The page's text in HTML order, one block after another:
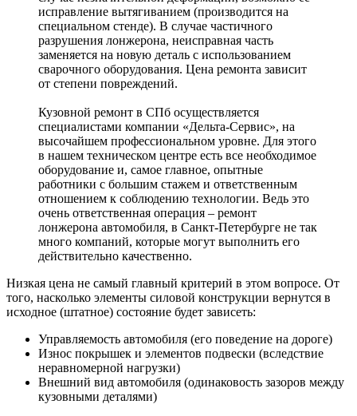
исправление вытягиванием (производится на
специальном стенде). В случае частичного
разрушения лонжерона, неисправная часть
заменяется на новую деталь с использованием
сварочного оборудования. Цена ремонта зависит
от степени повреждений.
Кузовной ремонт в СПб осуществляется
специалистами компании «Дельта-Сервис», на
высочайшем профессиональном уровне. Для этого
в нашем техническом центре есть все необходимое
оборудование и, самое главное, опытные
работники с большим стажем и ответственным
отношением к соблюдению технологии. Ведь это
очень ответственная операция – ремонт
лонжерона автомобиля, в Санкт-Петербурге не так
много компаний, которые могут выполнить его
действительно качественно.
Низкая цена не самый главный критерий в этом вопросе. От
того, насколько элементы силовой конструкции вернутся в
исходное (штатное) состояние будет зависеть:
Управляемость автомобиля (его поведение на дороге)
Износ покрышек и элементов подвески (вследствие
неравномерной нагрузки)
Внешний вид автомобиля (одинаковость зазоров между
кузовными деталями)